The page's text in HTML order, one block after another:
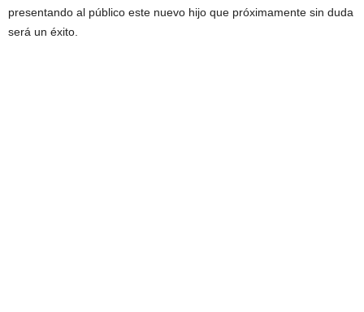
presentando al público este nuevo hijo que próximamente sin duda
será un éxito.